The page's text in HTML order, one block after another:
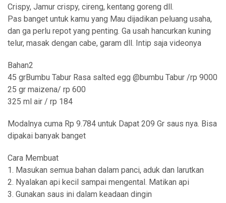
Crispy, Jamur crispy, cireng, kentang goreng dll.
Pas banget untuk kamu yang Mau dijadikan peluang usaha,
dan ga perlu repot yang penting. Ga usah hancurkan kuning
telur, masak dengan cabe, garam dll. Intip saja videonya
Bahan2
45 grBumbu Tabur Rasa salted egg @bumbu Tabur /rp 9000
25 gr maizena/ rp 600
325 ml air / rp 184
Modalnya cuma Rp 9.784 untuk Dapat 209 Gr saus nya. Bisa
dipakai banyak banget
Cara Membuat
1. Masukan semua bahan dalam panci, aduk dan larutkan
2. Nyalakan api kecil sampai mengental. Matikan api
3. Gunakan saus ini dalam keadaan dingin